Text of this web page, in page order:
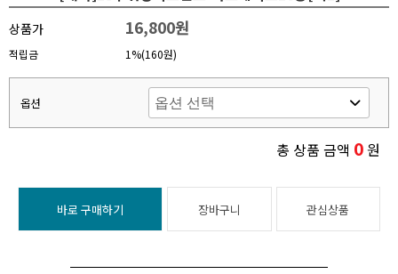
상품가 16,800원
적립금 1%(160원)
옵션
총 상품 금액 0원
바로 구매하기 장바구니 관심상품